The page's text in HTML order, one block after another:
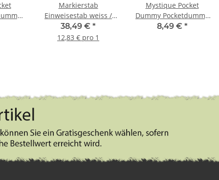
Markierstab
Einweisestab weiss /
schwarz im Set 3 Stück
38,49 € *
12,83 € pro 1
Mystique Pocket
Dummy Pocketdummy
rot 150g
8,49 € *